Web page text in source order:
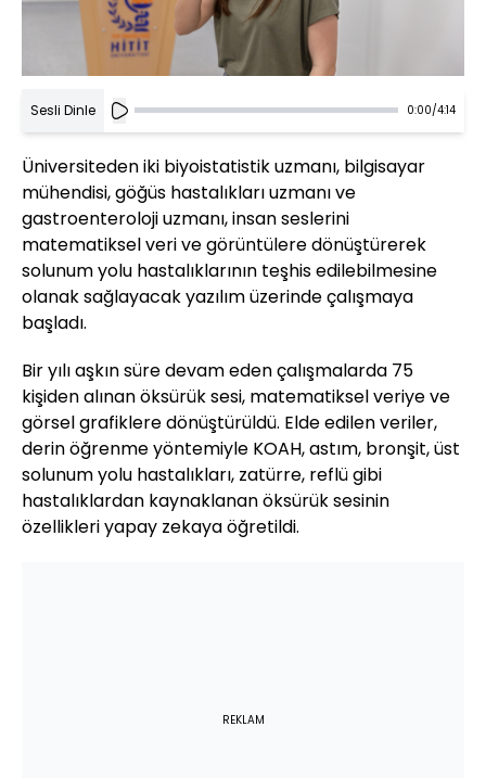
Sesli Dinle 0:00/4:14
Üniversiteden iki biyoistatistik uzmanı, bilgisayar
mühendisi, göğüs hastalıkları uzmanı ve
gastroenteroloji uzmanı, insan seslerini
matematiksel veri ve görüntülere dönüştürerek
solunum yolu hastalıklarının teşhis edilebilmesine
olanak sağlayacak yazılım üzerinde çalışmaya
başladı.
Bir yılı aşkın süre devam eden çalışmalarda 75
kişiden alınan öksürük sesi, matematiksel veriye ve
görsel grafiklere dönüştürüldü. Elde edilen veriler,
derin öğrenme yöntemiyle KOAH, astım, bronşit, üst
solunum yolu hastalıkları, zatürre, reflü gibi
hastalıklardan kaynaklanan öksürük sesinin
özellikleri yapay zekaya öğretildi.
REKLAM